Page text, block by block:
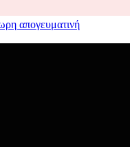
απογευματινή